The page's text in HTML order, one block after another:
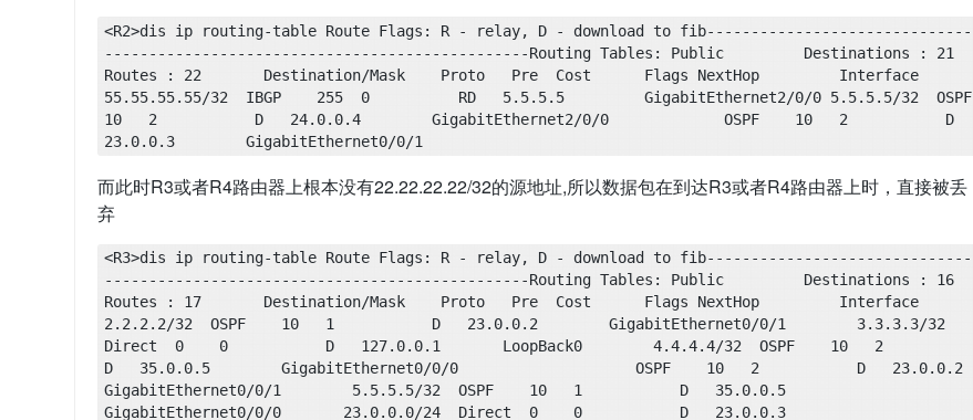
<R2>dis ip routing-table Route Flags: R - relay, D - download to fib------------------------------
------------------------------------------------Routing Tables: Public         Destinations : 21
Routes : 22       Destination/Mask    Proto   Pre  Cost      Flags NextHop         Interface
55.55.55.55/32  IBGP    255  0          RD   5.5.5.5         GigabitEthernet2/0/0 5.5.5.5/32  OSPF
10   2           D   24.0.0.4        GigabitEthernet2/0/0             OSPF    10   2           D
23.0.0.3        GigabitEthernet0/0/1
而此时R3或者R4路由器上根本没有22.22.22.22/32的源地址,所以数据包在到达R3或者R4路由器上时，直接被丢
弃
<R3>dis ip routing-table Route Flags: R - relay, D - download to fib------------------------------
------------------------------------------------Routing Tables: Public         Destinations : 16
Routes : 17       Destination/Mask    Proto   Pre  Cost      Flags NextHop         Interface
2.2.2.2/32  OSPF    10   1           D   23.0.0.2        GigabitEthernet0/0/1        3.3.3.3/32
Direct  0    0           D   127.0.0.1       LoopBack0        4.4.4.4/32  OSPF    10   2
D   35.0.0.5        GigabitEthernet0/0/0                    OSPF    10   2           D   23.0.0.2
GigabitEthernet0/0/1        5.5.5.5/32  OSPF    10   1           D   35.0.0.5
GigabitEthernet0/0/0       23.0.0.0/24  Direct  0    0           D   23.0.0.3